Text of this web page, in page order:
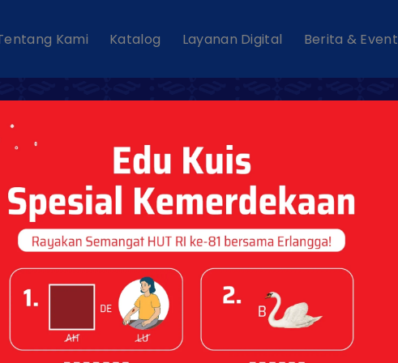
Kami Katalog Layanan Digital Berita & Event
X-Press TKA
Geografi SMA/MA